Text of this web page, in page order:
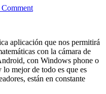
aplicación que nos permitirá
con la cámara de
con Windows phone o
mejor de todo es que es
están en constante